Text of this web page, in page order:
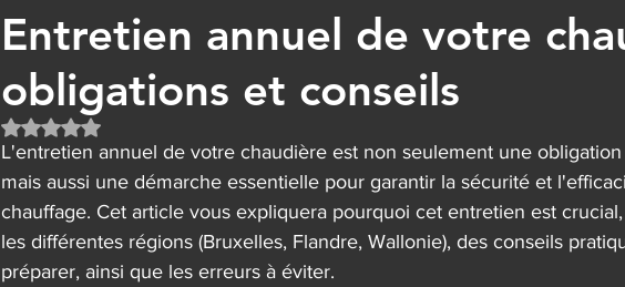
Entretien annuel de votre
obligations et conseils
Noté NaN étoiles sur 5.
L'entretien annuel de votre chaudière est non seulement une
mais aussi une démarche essentielle pour garantir la sécurité et
chauffage. Cet article vous expliquera pourquoi cet entretien est
les différentes régions (Bruxelles, Flandre, Wallonie), des conseils
préparer, ainsi que les erreurs à éviter.